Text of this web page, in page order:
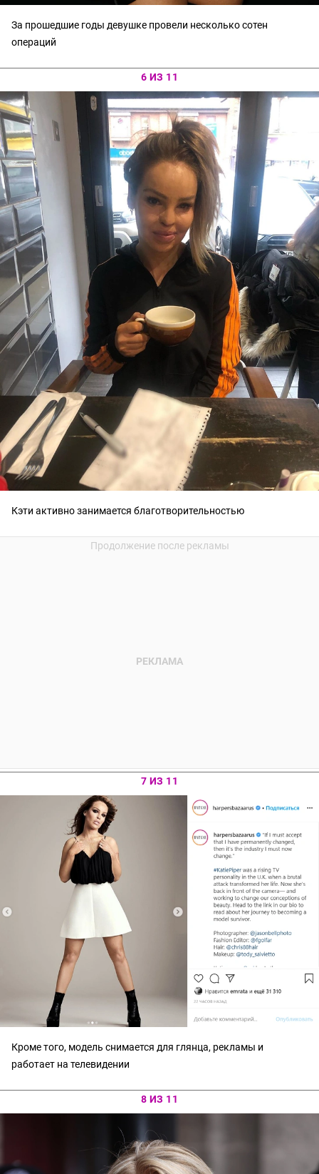
За прошедшие годы девушке провели несколько сотен
операций
6 ИЗ 11
Кэти активно занимается благотворительностью
7 ИЗ 11
Кроме того, модель снимается для глянца, рекламы и
работает на телевидении
8 ИЗ 11